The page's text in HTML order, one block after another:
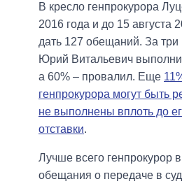
В кресло генпрокурора
2016 года и до 15 августа
дать 127 обещаний. За три
Юрий Витальевич
а 60% – провалил. Еще
генпрокурора могут быть
не выполнены вплоть до
отставки.
Лучше всего генпрокурор
обещания о передаче в суд